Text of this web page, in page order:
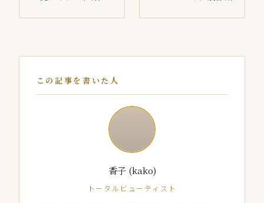
この記事を書いた人
香子 (kako)
トータルビューティスト